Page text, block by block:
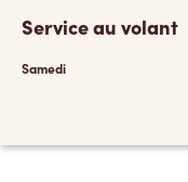
Service au volant
Samedi